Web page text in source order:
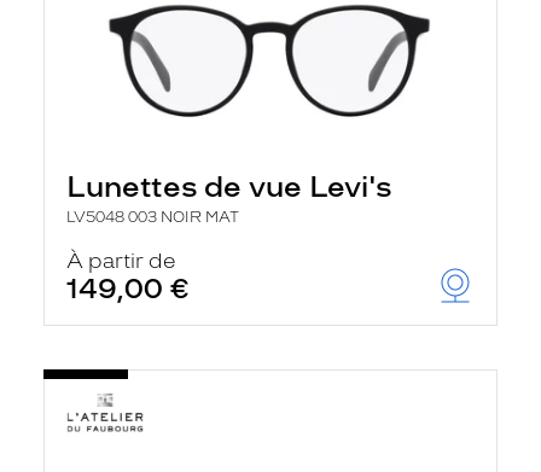
Lunettes de vue Levi's
LV5048 003 NOIR MAT
À partir de
149,00 €